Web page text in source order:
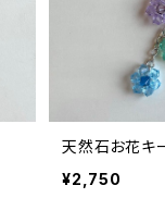
天然石お花
¥2,750